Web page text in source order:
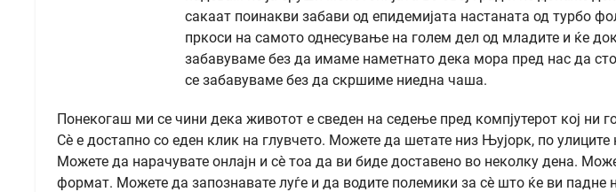
сакаат поинакви забави од епидемијата настаната од турбо
пркоси на самото однесување на голем дел од младите и ќе
забавуваме без да имаме наметнато дека мора пред нас да
се забавуваме без да скршиме ниедна чаша.
Понекогаш ми се чини дека животот е сведен на седење пред компјутерот кој ни
Сè е достапно со еден клик на глувчето. Можете да шетате низ Њујорк, по
Можете да нарачувате онлајн и сè тоа да ви биде доставено во неколку дена.
формат. Можете да запознавате луѓе и да водите полемики за сè што ќе ви падне